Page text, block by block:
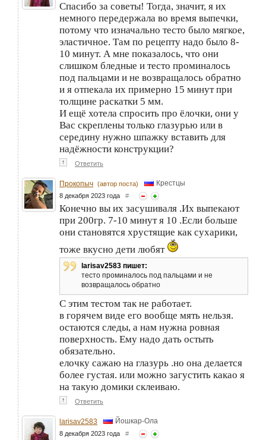
Спасибо за советы! Тогда, значит, я их
немного передержала во время выпечки,
потому что изначально тесто было мягкое,
эластичное. Там по рецепту надо было 8-
10 минут. А мне показалось, что они
слишком бледные и тесто проминалось
под пальцами и не возвращалось обратно
и я отпекала их примерно 15 минут при
толщине раскатки 5 мм.
И ещё хотела спросить про ёлочки, они у
Вас скреплены только глазурью или в
середину нужно шпажку вставить для
надёжности конструкции?
↑ Ответить
Прокопыч (автор поста) Крестцы
8 декабря 2023 года #
Конечно вы их засушиваля .Их выпекают
при 200гр. 7-10 минут я 10 .Если больше
они становятся хрустящие как сухарики,
тоже вкусно дети любят
larisav2583 пишет:
тесто проминалось под пальцами и не
возвращалось обратно
С этим тестом так не работает.
в горячем виде его вообще мять нельзя.
остаются следы, а нам нужна ровная
поверхность. Ему надо дать остыть
обязательно.
елочку сажаю на глазурь .но она делается
более густая. или можно загустить какао я
на такую домики склеиваю.
↑ Ответить
larisav2583 Йошкар-Ола
8 декабря 2023 года #